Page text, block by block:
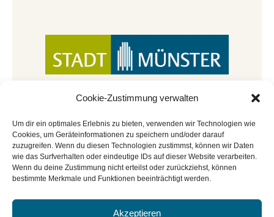
Cookie-Zustimmung verwalten
Um dir ein optimales Erlebnis zu bieten, verwenden wir Technologien wie
Cookies, um Geräteinformationen zu speichern und/oder darauf
zuzugreifen. Wenn du diesen Technologien zustimmst, können wir Daten
wie das Surfverhalten oder eindeutige IDs auf dieser Website verarbeiten.
Wenn du deine Zustimmung nicht erteilst oder zurückziehst, können
bestimmte Merkmale und Funktionen beeinträchtigt werden.
Akzeptieren